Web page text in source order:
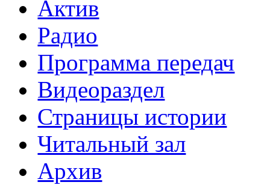
Актив
Радио
Программа передач
Видеораздел
Страницы истории
Читальный зал
Архив